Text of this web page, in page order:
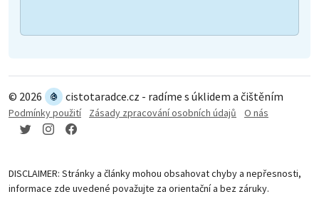
© 2026 cistotaradce.cz - radíme s úklidem a čištěním
Podmínky použití Zásady zpracování osobních údajů O nás
DISCLAIMER: Stránky a články mohou obsahovat chyby a nepřesnosti,
informace zde uvedené považujte za orientační a bez záruky.